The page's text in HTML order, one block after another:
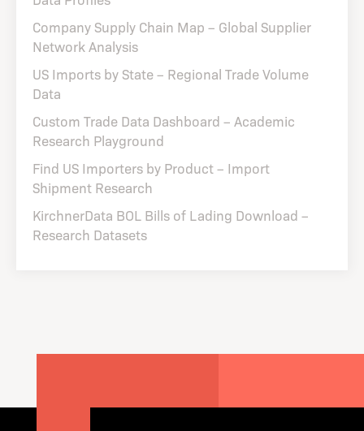
Company Supply Chain Map – Global Supplier
Network Analysis
US Imports by State – Regional Trade Volume
Data
Custom Trade Data Dashboard – Academic
Research Playground
Find US Importers by Product – Import
Shipment Research
KirchnerData BOL Bills of Lading Download –
Research Datasets